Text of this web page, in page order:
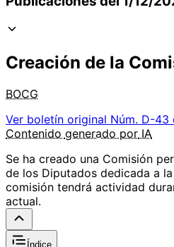
Creación de la
BOCG
Ver boletín original Núm. D-43
Contenido generado por IA
Se ha creado una Comisión
de los Diputados dedicada a
comisión tendrá actividad
actual.
Índice